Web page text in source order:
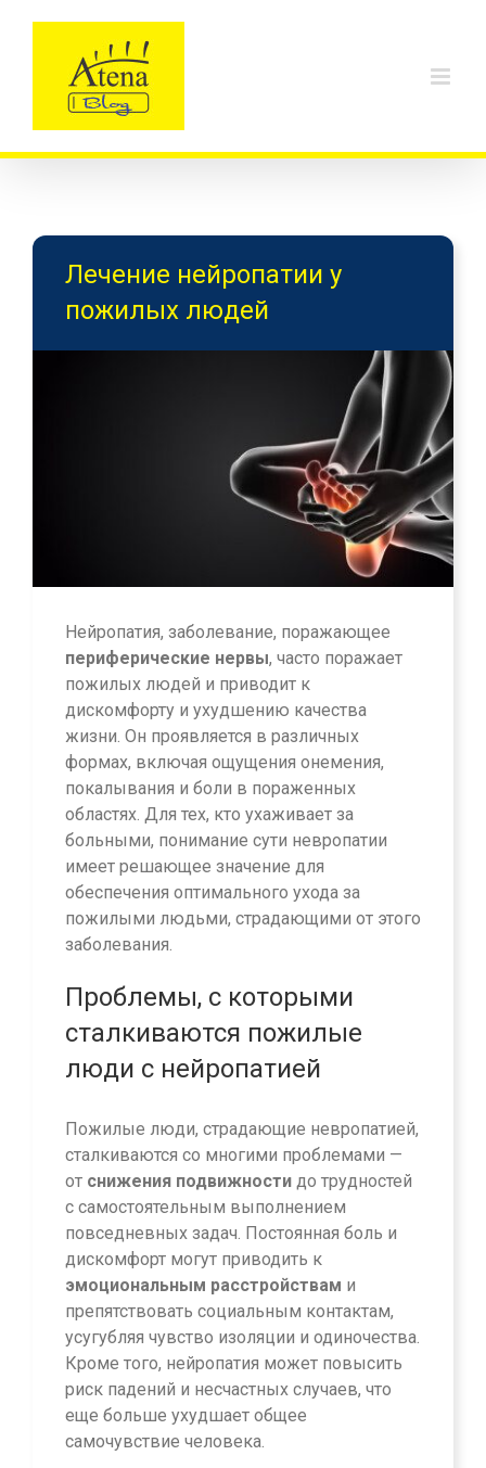
Лечение нейропатии у
пожилых людей
Нейропатия, заболевание, поражающее
периферические нервы, часто поражает
пожилых людей и приводит к
дискомфорту и ухудшению качества
жизни. Он проявляется в различных
формах, включая ощущения онемения,
покалывания и боли в пораженных
областях. Для тех, кто ухаживает за
больными, понимание сути невропатии
имеет решающее значение для
обеспечения оптимального ухода за
пожилыми людьми, страдающими от этого
заболевания.
Проблемы, с которыми
сталкиваются пожилые
люди с нейропатией
Пожилые люди, страдающие невропатией,
сталкиваются со многими проблемами —
от снижения подвижности до трудностей
с самостоятельным выполнением
повседневных задач. Постоянная боль и
дискомфорт могут приводить к
эмоциональным расстройствам и
препятствовать социальным контактам,
усугубляя чувство изоляции и одиночества.
Кроме того, нейропатия может повысить
риск падений и несчастных случаев, что
еще больше ухудшает общее
самочувствие человека.